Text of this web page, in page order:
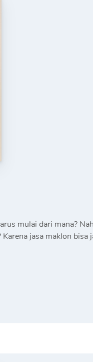
mulai dari mana?
jasa maklon bisa